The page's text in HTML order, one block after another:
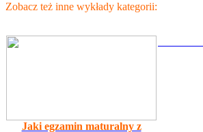
Zobacz też inne wykłady kategorii:
Jaki egzamin maturalny z